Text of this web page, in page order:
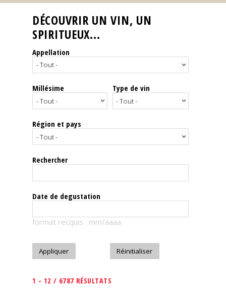
Reportages
Nos
Spiritueux
Notes
dégustation
Le
magazine
Télécharger
DÉCOUVRIR UN VIN, UN
SPIRITUEUX...
Appellation
Millésime Type de vin
Région et pays
Rechercher
Date de degustation
format recquis : mm/aaaa
1 - 12 / 6787 RÉSULTATS